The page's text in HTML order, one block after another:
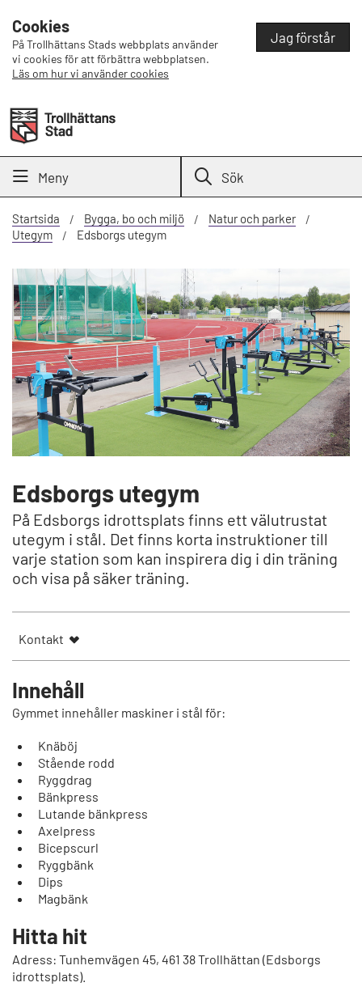
Cookies
På Trollhättans Stads webbplats använder
vi cookies för att förbättra webbplatsen.
Läs om hur vi använder cookies
Jag förstår
Meny Sök
Startsida Bygga, bo och miljö
Natur och parker
Utegym
Edsborgs utegym
Edsborgs utegym
På Edsborgs idrottsplats finns ett välutrustat
utegym i stål. Det finns korta instruktioner till
varje station som kan inspirera dig i din träning
och visa på säker träning.
Kontakt
Innehåll
Gymmet innehåller maskiner i stål för:
Knäböj
Stående rodd
Ryggdrag
Bänkpress
Lutande bänkpress
Axelpress
Bicepscurl
Ryggbänk
Dips
Magbänk
Hitta hit
Adress: Tunhemvägen 45, 461 38 Trollhättan (Edsborgs
idrottsplats).